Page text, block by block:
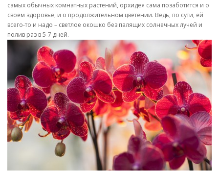
самых обычных комнатных растений, орхидея сама позаботится и о
своем здоровье, и о продолжительном цветении. Ведь, по сути, ей
всего-то и надо – светлое окошко без палящих солнечных лучей и
полив раз в 5-7 дней.